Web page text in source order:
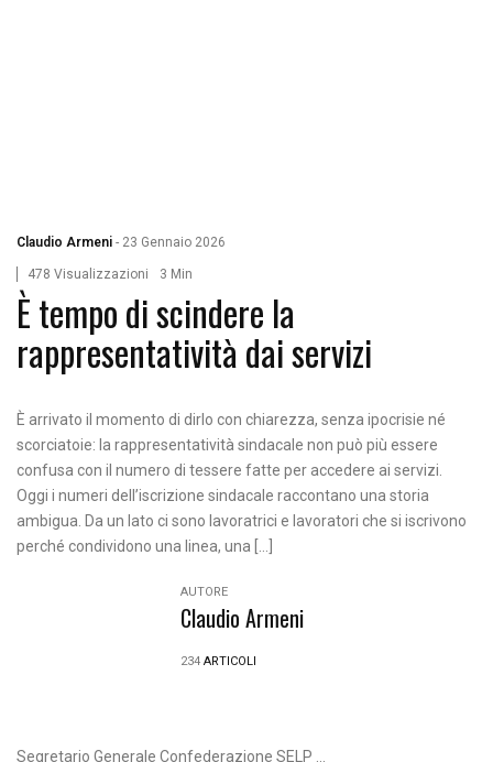
Claudio Armeni - 23 Gennaio 2026
478 Visualizzazioni 3 Min
È tempo di scindere la
rappresentatività dai servizi
È arrivato il momento di dirlo con chiarezza, senza ipocrisie né
scorciatoie: la rappresentatività sindacale non può più essere
confusa con il numero di tessere fatte per accedere ai servizi.
Oggi i numeri dell’iscrizione sindacale raccontano una storia
ambigua. Da un lato ci sono lavoratrici e lavoratori che si iscrivono
perché condividono una linea, una […]
AUTORE
Claudio Armeni
234 ARTICOLI
Segretario Generale Confederazione SELP ...